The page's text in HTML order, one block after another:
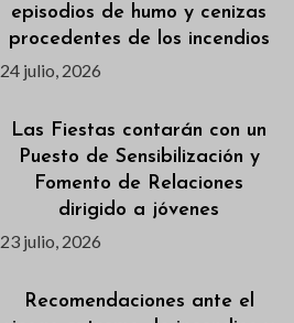
episodios de humo y cenizas
procedentes de los incendios
24 julio, 2026
Las Fiestas contarán con un
Puesto de Sensibilización y
Fomento de Relaciones
dirigido a jóvenes
23 julio, 2026
Recomendaciones ante el